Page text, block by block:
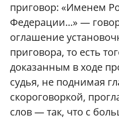
приговор: «Именем
Федерации...» —
оглашение
приговора, то есть
доказанным в ходе
судья, не поднимая
скороговоркой,
слов — так, что с